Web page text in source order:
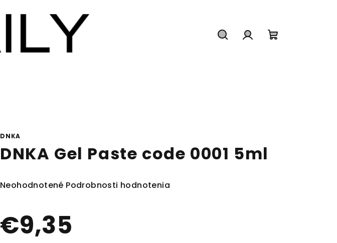
DNKA
DNKA Gel Paste code 0001 5ml
Priemerné
je
0,0
Neohodnotené Podrobnosti hodnotenia
€9,35